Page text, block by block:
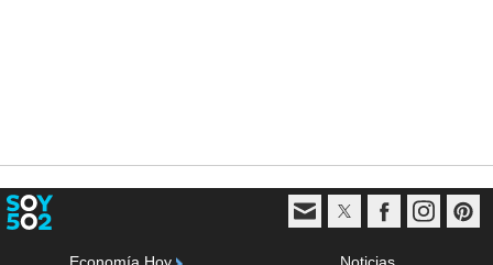
Economía Hoy Noticias